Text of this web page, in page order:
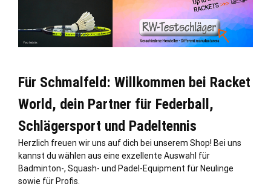
Für Schmalfeld: Willkommen bei Racket
World, dein Partner für Federball,
Schlägersport und Padeltennis
Herzlich freuen wir uns auf dich bei unserem Shop! Bei uns
kannst du wählen aus eine exzellente Auswahl für
Badminton-, Squash- und Padel-Equipment für Neulinge
sowie für Profis.